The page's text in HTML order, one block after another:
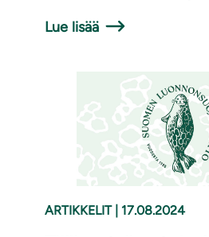
Lue lisää
ARTIKKELIT 17.08.2024